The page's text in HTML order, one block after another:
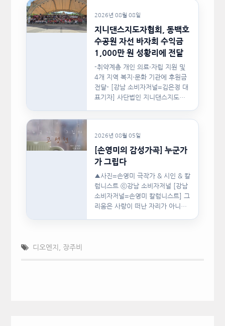
2026년 08월 08일
지니댄스지도자협회, 동백호
수공원 자선 바자회 수익금
1,000만 원 성황리에 전달
-취약계층 개인 의료·자립 지원 및
4개 지역 복지·문화 기관에 후원금
전달- [강남 소비자저널=김은정 대
표기자] 사단법인 지니댄스지도자
2026년 08월 05일
[손영미의 감성가곡] 누군가
가 그립다
▲사진=손영미 극작가 & 시인 & 칼
럼니스트 ⓒ강남 소비자저널 [강남
소비자저널=손영미 칼럼니스트] 그
리움은 사랑이 떠난 자리가 아니라,
디오엔지 장주비